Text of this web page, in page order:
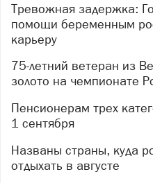
Тревожная задержка: Госдума заинтересована в
помощи беременным
карьеру
75-летний ветеран из Великого Устюга взял
золото на чемпионате
Пенсионерам трех категорий повысят выплаты с
1 сентября
Названы страны, куда россияне массово поехали
отдыхать в августе